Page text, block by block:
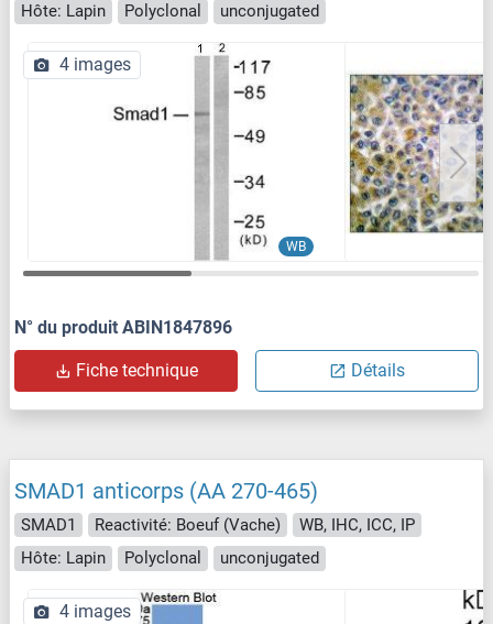
Hôte: Lapin
Polyclonal unconjugated
WB
4 images
N° du produit ABIN1847896
Fiche technique Détails
SMAD1 anticorps (AA 270-465)
SMAD1 Reactivité: Boeuf (Vache)
WB, IHC, ICC, IP
Hôte: Lapin
Polyclonal unconjugated
4 images